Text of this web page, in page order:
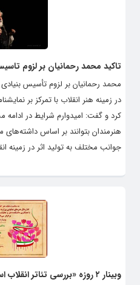
تاکید محمد رحمانیان بر لزوم
محمد رحمانیان بر لزوم تأسیس
در زمینه هنر انقلاب با تمرکز بر
کرد و گفت: امیدوارم شرایط در ادامه
هنرمندان بتوانند بر اساس
جوانب مختلف به تولید اثر در زمینه
وبینار ۲ روزه «بررسی تئاتر انقلاب اسلامی» برگزار می‌شود